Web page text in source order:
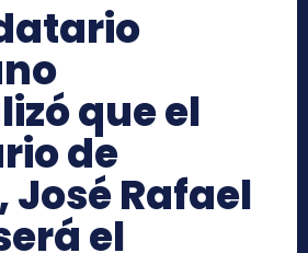
que el
de
Rafael
el